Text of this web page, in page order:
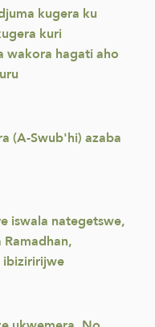
kugera ku
kuri
wakora hagati aho
(A-Swub'hi) azaba
iswala nategetswe,
ibiziririjwe